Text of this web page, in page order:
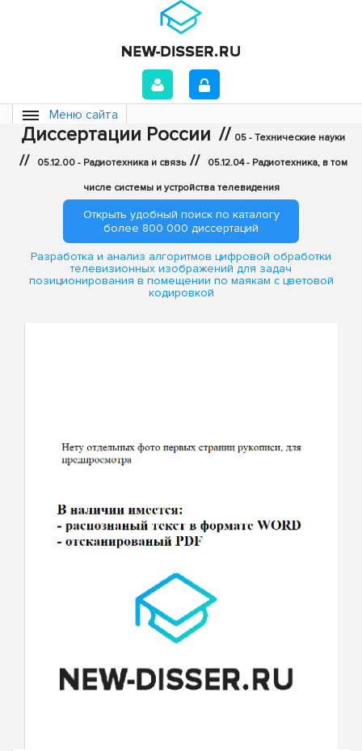
Меню сайта
Диссертации России // 05 - Технические науки
// 05.12.00 - Радиотехника и связь // 05.12.04 - Радиотехника, в том
числе системы и устройства телевидения
Открыть удобный поиск по каталогу
более 800 000 диссертаций
Разработка и анализ алгоритмов цифровой обработки
телевизионных изображений для задач
позиционирования в помещении по маякам с цветовой
кодировкой